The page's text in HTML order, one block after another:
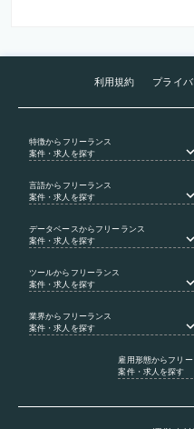
利用規約 プライ
特徴からフリーランス
案件・求人を探す
言語からフリーランス
案件・求人を探す
データベース からフリーランス
案件・求人を探す
ツールからフリーランス
案件・求人を探す
業界からフリーランス
案件・求人を探す
雇用形態からフリー
案件・求人を探す